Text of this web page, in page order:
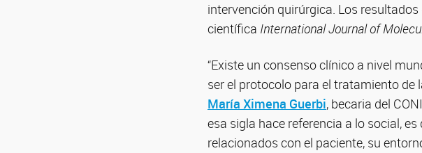
intervención quirúrgica. Los
científica International Journal of
“Existe un consenso clínico a nivel
ser el protocolo para el tratamiento de
María Ximena Guerbi, becaria del
esa sigla hace referencia a lo social,
relacionados con el paciente, su